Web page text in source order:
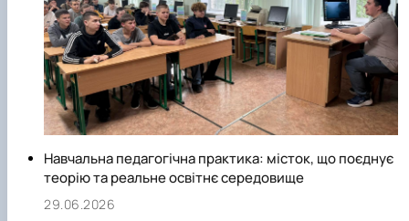
А ще кафедра є майданчиком підвищення педагогічної
майстерності для наставників студентських груп&nbsp;і
молодих викладачів.
Навчальна педагогічна практика: місток, що поєднує
теорію та реальне освітнє середовище
29.06.2026